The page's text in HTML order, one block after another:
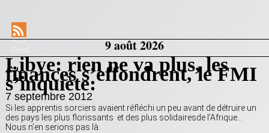
RSS
9 août 2026
Libye: rien ne va plus, les
finances s’effondrent, le FMI
s’inquiète:
7 septembre 2012
Si les apprentis sorciers avaient réfléchi un peu avant de détruire un
des pays les plus florissants et des plus solidairesde l’Afrique…
Nous n’en serions pas là.